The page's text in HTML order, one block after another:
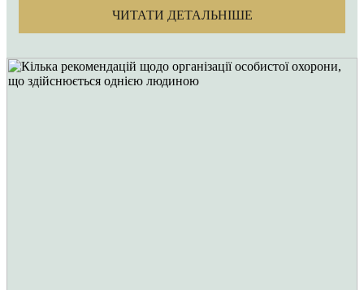
ЧИТАТИ ДЕТАЛЬНІШЕ